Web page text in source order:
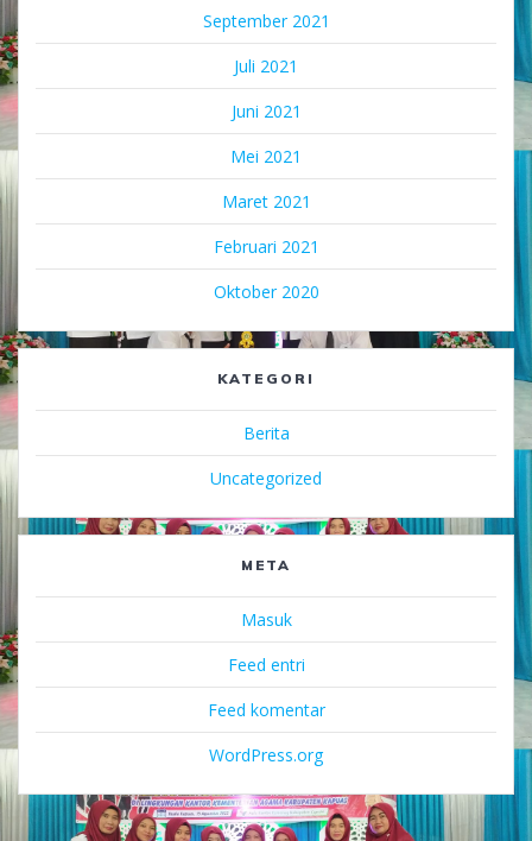
September 2021
Juli 2021
Juni 2021
Mei 2021
Maret 2021
Februari 2021
Oktober 2020
KATEGORI
Berita
Uncategorized
META
Masuk
Feed entri
Feed komentar
WordPress.org